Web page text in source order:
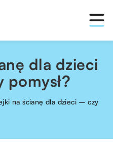
dla dzieci
na ścianę dla dzieci – czy